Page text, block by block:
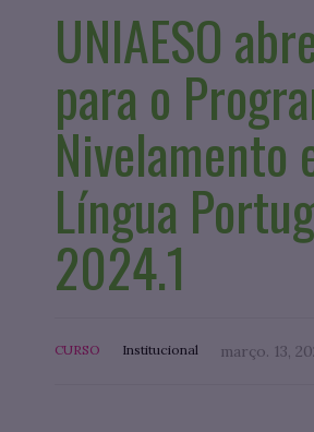
UNIAESO
para o
Nivelamento
Língua
2024.1
CURSO Institucional março. 13,